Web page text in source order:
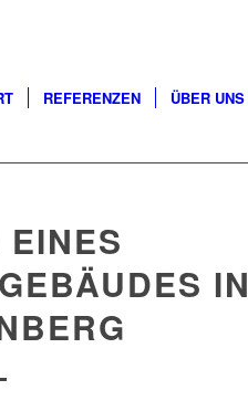
REFERENZEN ÜBER UNS
IN